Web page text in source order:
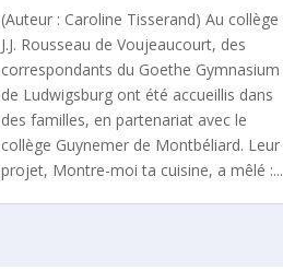
(Auteur : Caroline Tisserand) Au collège
J.J. Rousseau de Voujeaucourt, des
correspondants du Goethe Gymnasium
de Ludwigsburg ont été accueillis dans
des familles, en partenariat avec le
collège Guynemer de Montbéliard. Leur
projet, Montre-moi ta cuisine, a mêlé :...